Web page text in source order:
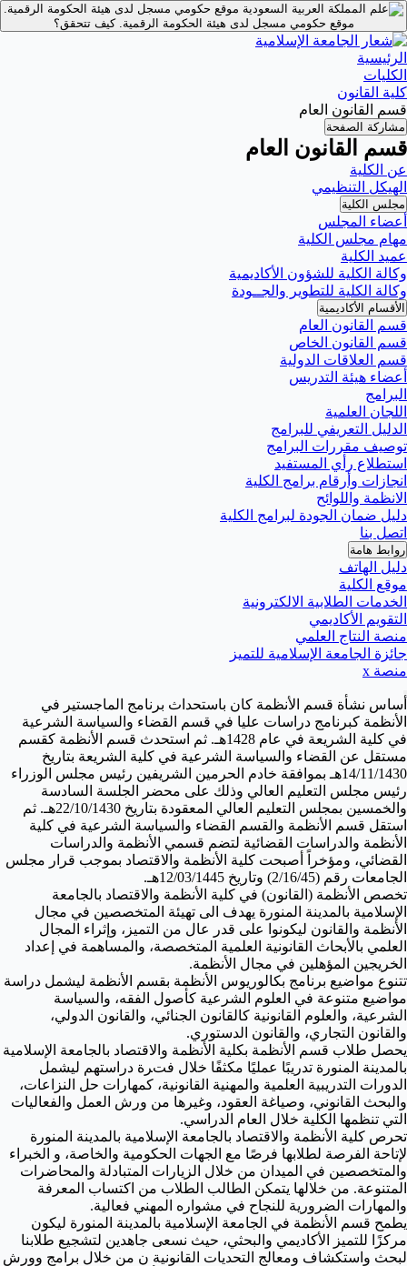
موقع حكومي مسجل لدى هيئة الحكومة الرقمية.
موقع حكومي مسجل لدى هيئة الحكومة الرقمية.كيف تتحقق؟
الرئيسية
الكليات
كلية القانون
قسم القانون العام
مشاركة الصفحة
قسم القانون العام
عن الكلية
الهيكل التنظيمي
مجلس الكلية
أعضاء المجلس
مهام مجلس الكلية
عميد الكلية
وكالة الكلية للشؤون الأكاديمية
وكالة الكلية للتطوير والجــودة
الأقسام الأكاديمية
قسم القانون العام
قسم القانون الخاص
قسم العلاقات الدولية
أعضاء هيئة التدريس
البرامج
اللجان العلمية
الدليل التعريفي للبرامج
توصيف مقررات البرامج
استطلاع رأي المستفيد
انجازات وأرقام برامج الكلية
الانظمة واللوائح
دليل ضمان الجودة لبرامج الكلية
اتصل بنا
روابط هامة
دليل الهاتف
موقع الكلية
الخدمات الطلابية الالكترونية
التقويم الأكاديمي
منصة النتاج العلمي
جائزة الجامعة الإسلامية للتميز
منصة x
أساس نشأة قسم الأنظمة كان باستحداث برنامج الماجستير في
الأنظمة كبرنامج دراسات عليا في قسم القضاء والسياسة الشرعية
في كلية الشريعة في عام 1428هـ. ثم استحدث قسم الأنظمة كقسم
مستقل عن القضاء والسياسة الشرعية في كلية الشريعة بتاريخ
14/11/1430هـ بموافقة خادم الحرمين الشريفين رئيس مجلس الوزراء
رئيس مجلس التعليم العالي وذلك على محضر الجلسة السادسة
والخمسين بمجلس التعليم العالي المعقودة بتاريخ 22/10/1430هـ. ثم
استقل قسم الأنظمة والقسم القضاء والسياسة الشرعية في كلية
الأنظمة والدراسات القضائية لتضم قسمي الأنظمة والدراسات
القضائي، ومؤخراً أصبحت كلية الأنظمة والاقتصاد بموجب قرار مجلس
الجامعات رقم (2/16/45) وتاريخ 12/03/1445هـ.
تخصص الأنظمة (القانون) في كلية الأنظمة والاقتصاد بالجامعة
الإسلامية بالمدينة المنورة يهدف الى تهيئة المتخصصين في مجال
الأنظمة والقانون ليكونوا على قدر عال من التميز، وإثراء المجال
العلمي بالأبحاث القانونية العلمية المتخصصة، والمساهمة في إعداد
الخريجين المؤهلين في مجال الأنظمة.
تتنوع مواضيع برنامج بكالوريوس الأنظمة بقسم الأنظمة ليشمل دراسة
مواضيع متنوعة في العلوم الشرعية كأصول الفقه، والسياسة
الشرعية، والعلوم القانونية كالقانون الجنائي، والقانون الدولي،
والقانون التجاري، والقانون الدستوري.
يحصل طلاب قسم الأنظمة بكلية الأنظمة والاقتصاد بالجامعة الإسلامية
بالمدينة المنورة تدريبًا عمليًا مكثفًا خلال فترة دراستهم ليشمل
الدورات التدريبية العلمية والمهنية القانونية، كمهارات حل النزاعات،
والبحث القانوني، وصياغة العقود، وغيرها من ورش العمل والفعاليات
التي تنظمها الكلية خلال العام الدراسي.
تحرص كلية الأنظمة والاقتصاد بالجامعة الإسلامية بالمدينة المنورة
لإتاحة الفرصة لطلابها فرصًا مع الجهات الحكومية والخاصة، و الخبراء
والمتخصصين في الميدان من خلال الزيارات المتبادلة والمحاضرات
المتنوعة. من خلالها يتمكن الطالب الطلاب من اكتساب المعرفة
والمهارات الضرورية للنجاح في مشواره المهني فعالية.
يطمح قسم الأنظمة في الجامعة الإسلامية بالمدينة المنورة ليكون
مركزًا للتميز الأكاديمي والبحثي، حيث نسعى جاهدين لتشجيع طلابنا
لبحث واستكشاف ومعالج التحديات القانونية ن من خلال برامج وورش